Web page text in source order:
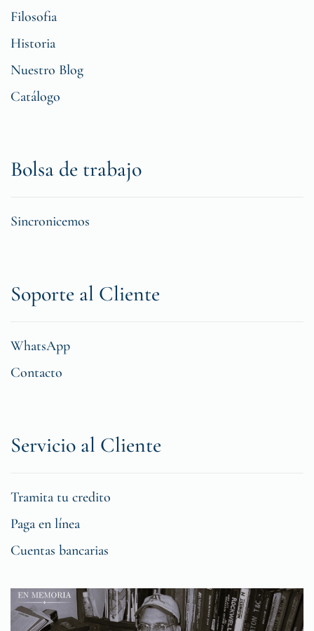
Filosofia
Historia
Nuestro Blog
Catálogo
Bolsa de trabajo
Sincronicemos
Soporte al Cliente
WhatsApp
Contacto
Servicio al Cliente
Tramita tu credito
Paga en línea
Cuentas bancarias